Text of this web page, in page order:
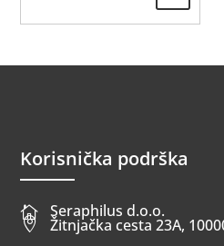
Korisnička podrška
 Seraphilus d.o.o.
 Žitnjačka cesta 23A,